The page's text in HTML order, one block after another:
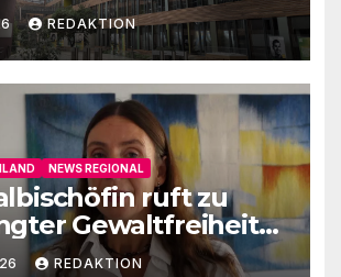
REDAKTION
NEWS REGIONAL
ruft zu
Gewaltfreiheit
REDAKTION